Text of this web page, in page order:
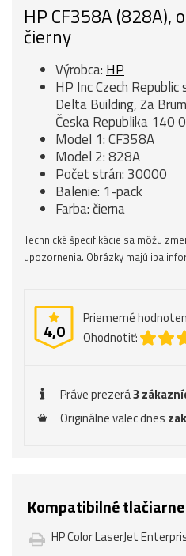
HP CF358A (828A),
čierny
Výrobca: HP
HP Inc Czech
Delta Building, Za
Česka Republika 140
Model 1: CF358A
Model 2: 828A
Počet strán: 30000
Balenie: 1-pack
Farba: čierna
Technické špecifikácie sa môžu
upozornenia. Obrázky majú iba
4,0
Priemerné
Ohodnotiť:
Práve prezerá3
Originálne valec dnes
Kompatibilné tlačiarne
HP Color LaserJet